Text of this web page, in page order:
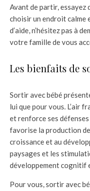
Avant de partir,
choisir un endroit calme
d’aide, n’hésitez pas à
votre famille de vous
Les bienfaits de
Sortir avec bébé
lui que pour vous. L’air
et renforce ses
favorise la production
croissance et au
paysages et les
développement cognitif
Pour vous, sortir avec